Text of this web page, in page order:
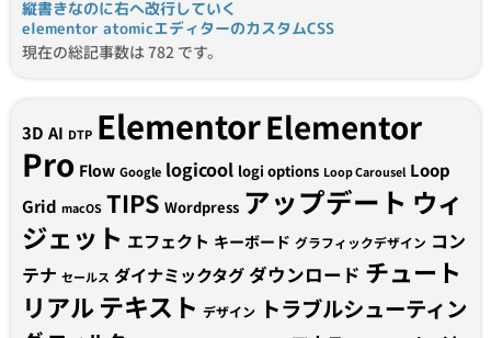
縦書きなのに右へ改行していく
elementor atomicエディターのカスタムCSS
現在の総記事数は 782 です。
3D AI DTP ElementorElementor
Pro Flow Google logicool logi options Loop Carousel Loop
Grid macOS TIPS Wordpress アップデート ウィ
ジェット エフェクト キーボード グラフィックデザイン コン
テナ セールス ダイナミックタグダウンロード チュート
リアルテキスト デザイン トラブルシューティン